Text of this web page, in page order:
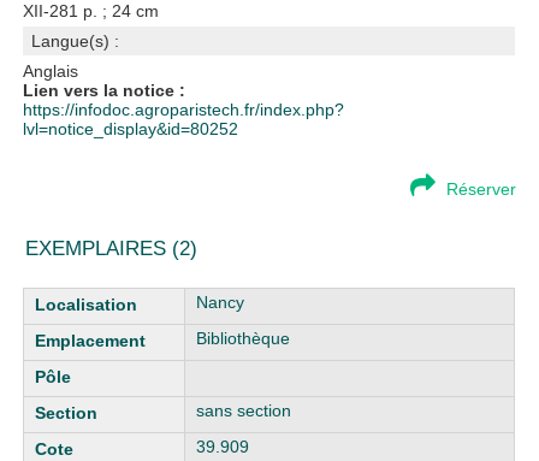
XII-281 p. ; 24 cm
Langue(s) :
Anglais
Lien vers la notice :
https://infodoc.agroparistech.fr/index.php?
lvl=notice_display&id=80252
Réserver
EXEMPLAIRES (2)
Liste des exemplaires
Nancy
Bibliothèque
sans section
39.909